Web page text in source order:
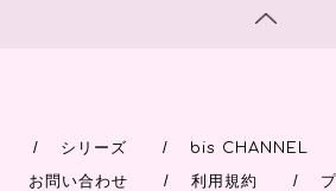
/ シリーズ / bis CHANNEL
お問い合わせ
/ 利用規約 /